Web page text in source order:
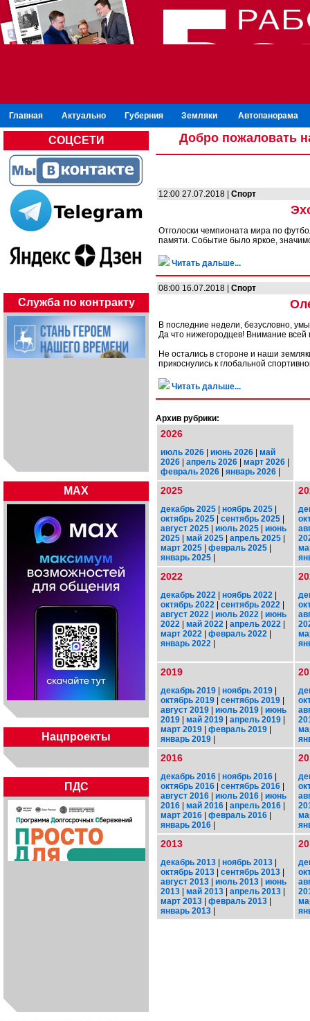
Главная Актуально Губерния Земляки Автопанорама
СОЦСЕТИ
Служба по контракту
MAX
Нацпроекты
ПДС
Добро пожаловать
12:00 27.07.2018 | Спорт
Отголоски чемпионата мира по
памяти. Событие было яркое,
Читать дальше...
08:00 16.07.2018 | Спорт
В последние недели, безусловно,
Да что нижегородцев! Внимание
Не остались в стороне и наши
прикоснулись к глобальной
Читать дальше...
Архив рубрики:
2026
июль 2026 | июнь 2026 | май
2026 | апрель 2026 | март 2026 |
февраль 2026 | январь 2026 |
2025
декабрь 2025 | ноябрь 2025 |
октябрь 2025 | сентябрь 2025 |
август 2025 | июль 2025 | июнь
2025 | май 2025 | апрель 2025 |
март 2025 | февраль 2025 |
январь 2025 |
2022
декабрь 2022 | ноябрь 2022 |
октябрь 2022 | сентябрь 2022 |
август 2022 | июль 2022 | июнь
2022 | май 2022 | апрель 2022 |
март 2022 | февраль 2022 |
январь 2022 |
2019
декабрь 2019 | ноябрь 2019 |
октябрь 2019 | сентябрь 2019 |
август 2019 | июль 2019 | июнь
2019 | май 2019 | апрель 2019 |
март 2019 | февраль 2019 |
январь 2019 |
2016
декабрь 2016 | ноябрь 2016 |
октябрь 2016 | сентябрь 2016 |
август 2016 | июль 2016 | июнь
2016 | май 2016 | апрель 2016 |
март 2016 | февраль 2016 |
январь 2016 |
2013
декабрь 2013 | ноябрь 2013 |
октябрь 2013 | сентябрь 2013 |
август 2013 | июль 2013 | июнь
2013 | май 2013 | апрель 2013 |
март 2013 | февраль 2013 |
январь 2013 |